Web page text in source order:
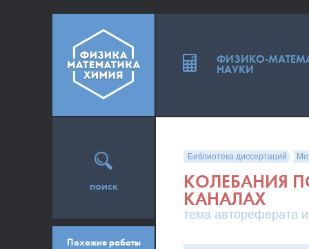
Библиотека диссертаций
КОЛЕБАНИЯ
КАНАЛАХ
тема автореферата
поиск
Похожие работы
ФИЗИКО-
НАУКИ